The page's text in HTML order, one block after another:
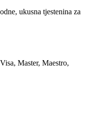
ukusna tjestenina za
Master, Maestro,